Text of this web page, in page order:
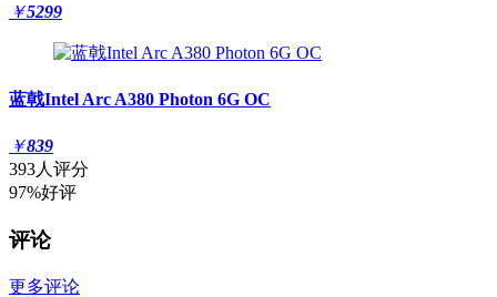
￥5299
蓝戟Intel Arc A380 Photon 6G OC
￥839
393人评分
97%好评
评论
更多评论